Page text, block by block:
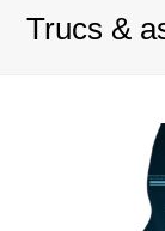
Trucs &